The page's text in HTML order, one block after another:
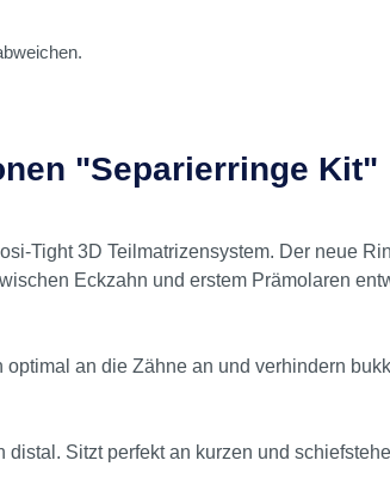
"Separierringe Kit"
Tight 3D Teilmatrizensystem. Der neue
Eckzahn und erstem Prämolaren
an die Zähne an und verhindern
distal. Sitzt perfekt an kurzen und